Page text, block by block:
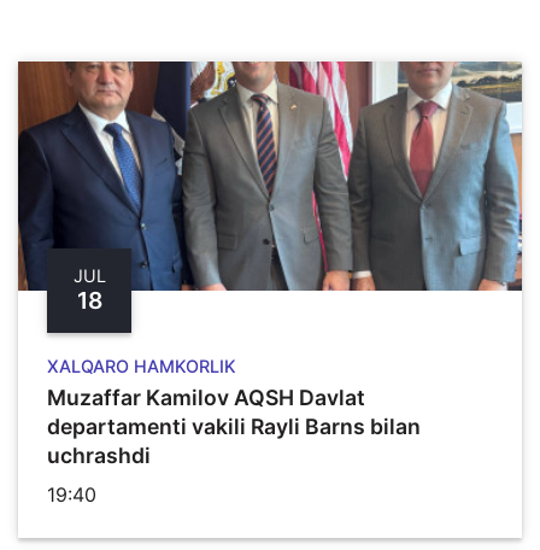
JUL
18
XALQARO HAMKORLIK
Muzaffar Kamilov AQSH Davlat
departamenti vakili Rayli Barns bilan
uchrashdi
19:40